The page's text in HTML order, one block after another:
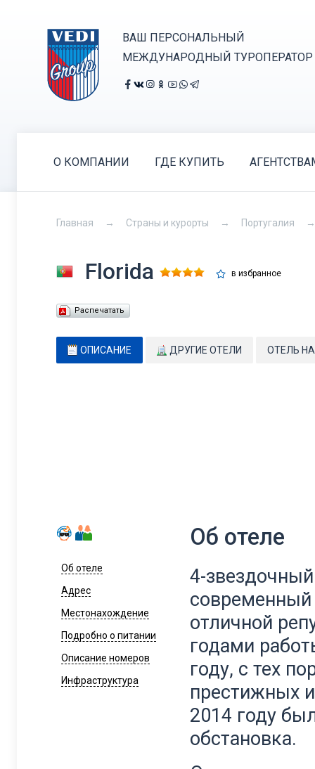
ВАШ ПЕРСОНАЛЬНЫЙ
МЕЖДУНАРОДНЫЙ ТУРОПЕРАТОР
О КОМПАНИИ ГДЕ КУПИТЬ
Главная Страны и курорты Португалия
Florida в избранное
Распечатать
ОПИСАНИЕ ДРУГИЕ ОТЕЛИ ОТЕЛЬ
Об отеле
Адрес
Местонахождение
Подробно о питании
Описание номеров
Инфраструктура
Об отеле
4-
отличной
годами
году, с тех
престижных
2014 году
обстановка.